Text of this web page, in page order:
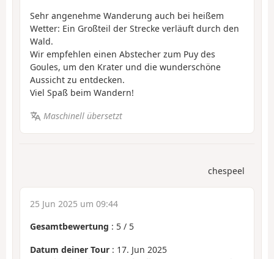
Sehr angenehme Wanderung auch bei heißem
Wetter: Ein Großteil der Strecke verläuft durch den
Wald.
Wir empfehlen einen Abstecher zum Puy des
Goules, um den Krater und die wunderschöne
Aussicht zu entdecken.
Viel Spaß beim Wandern!
Maschinell übersetzt
chespeel
25 Jun 2025 um 09:44
Gesamtbewertung : 5 / 5
Datum deiner Tour : 17. Jun 2025